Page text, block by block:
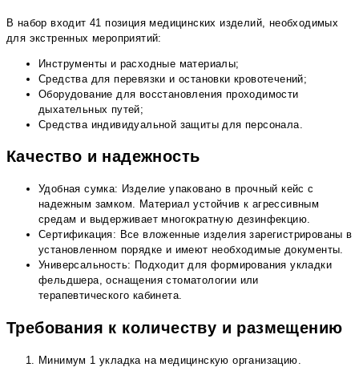
В набор входит 41 позиция медицинских изделий, необходимых
для экстренных мероприятий:
Инструменты и расходные материалы;
Средства для перевязки и остановки кровотечений;
Оборудование для восстановления проходимости
дыхательных путей;
Средства индивидуальной защиты для персонала.
Качество и надежность
Удобная сумка: Изделие упаковано в прочный кейс с
надежным замком. Материал устойчив к агрессивным
средам и выдерживает многократную дезинфекцию.
Сертификация: Все вложенные изделия зарегистрированы в
установленном порядке и имеют необходимые документы.
Универсальность: Подходит для формирования укладки
фельдшера, оснащения стоматологии или
терапевтического кабинета.
Требования к количеству и размещению
Минимум 1 укладка на медицинскую организацию.